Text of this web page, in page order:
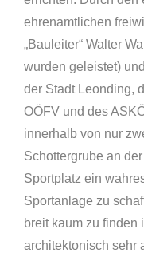
ehrenamtlichen
„Bauleiter“ Walter
wurden geleistet)
der Stadt Leonding,
OÖFV und des
innerhalb von nur
Schottergrube an
Sportplatz ein
Sportanlage zu
breit kaum zu finden
architektonisch sehr